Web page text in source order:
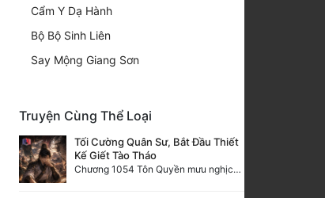
Cẩm Y Dạ Hành
Bộ Bộ Sinh Liên
Say Mộng Giang Sơn
Truyện Cùng Thể Loại
Tối Cường Quân Sư, Bắt Đầu Thiết
Kế Giết Tào Tháo
Chương 1054 Tôn Quyền mưu nghịch, bí văn kinh thiên (2/2)